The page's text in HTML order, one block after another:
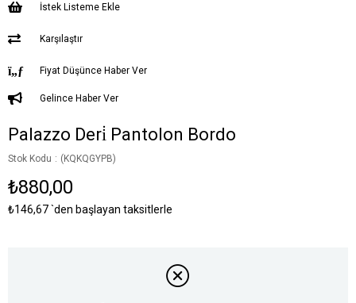
İstek Listeme Ekle
Karşılaştır
Fiyat Düşünce Haber Ver
Gelince Haber Ver
Palazzo Deri̇ Pantolon Bordo
Stok Kodu (KQKQGYPB)
₺880,00
₺146,67`den başlayan taksitlerle